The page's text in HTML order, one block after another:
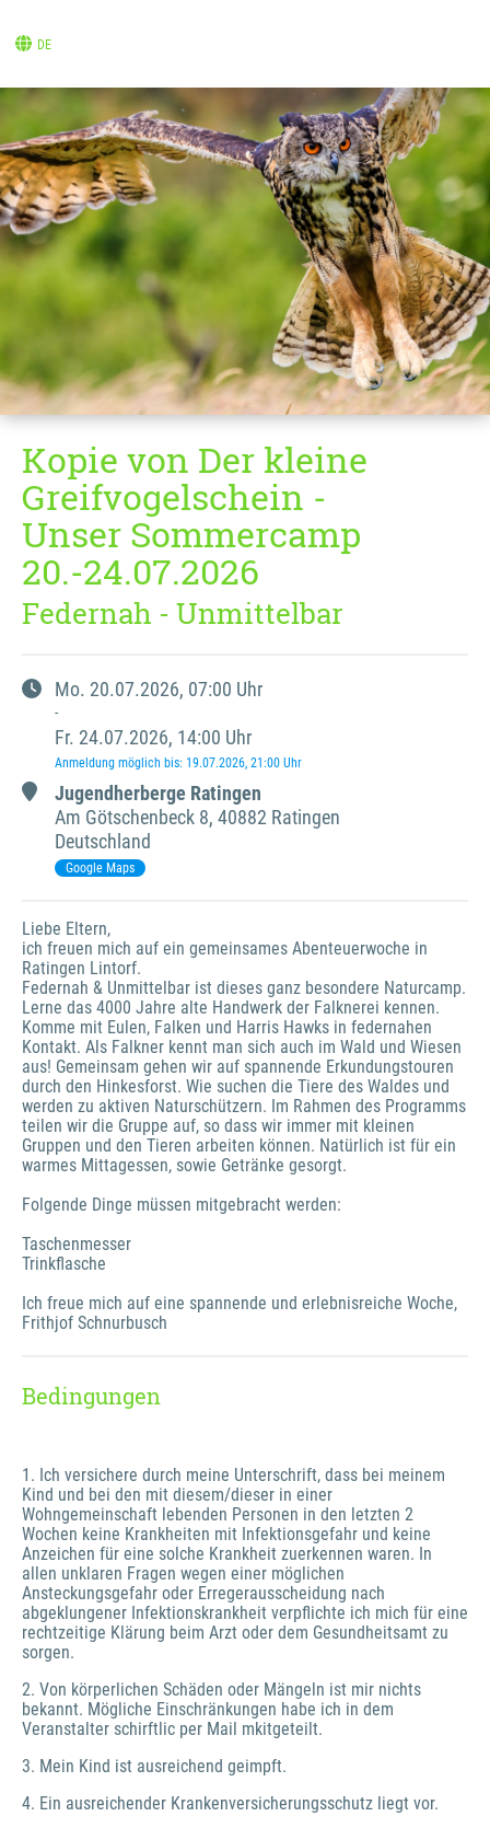
DE
Kopie von Der kleine
Greifvogelschein -
Unser Sommercamp
20.-24.07.2026
Federnah - Unmittelbar
Mo. 20.07.2026, 07:00 Uhr
-
Fr. 24.07.2026, 14:00 Uhr
Anmeldung möglich bis: 19.07.2026, 21:00 Uhr
Jugendherberge Ratingen
Am Götschenbeck 8, 40882 Ratingen
Deutschland
Google Maps
Liebe Eltern,
ich freuen mich auf ein gemeinsames Abenteuerwoche in
Ratingen Lintorf.
Federnah & Unmittelbar ist dieses ganz besondere Naturcamp.
Lerne das 4000 Jahre alte Handwerk der Falknerei kennen.
Komme mit Eulen, Falken und Harris Hawks in federnahen
Kontakt. Als Falkner kennt man sich auch im Wald und Wiesen
aus! Gemeinsam gehen wir auf spannende Erkundungstouren
durch den Hinkesforst. Wie suchen die Tiere des Waldes und
werden zu aktiven Naturschützern. Im Rahmen des Programms
teilen wir die Gruppe auf, so dass wir immer mit kleinen
Gruppen und den Tieren arbeiten können. Natürlich ist für ein
warmes Mittagessen, sowie Getränke gesorgt.
Folgende Dinge müssen mitgebracht werden:
Taschenmesser
Trinkflasche
Ich freue mich auf eine spannende und erlebnisreiche Woche,
Frithjof Schnurbusch
Bedingungen
1. Ich versichere durch meine Unterschrift, dass bei meinem
Kind und bei den mit diesem/dieser in einer
Wohngemeinschaft lebenden Personen in den letzten 2
Wochen keine Krankheiten mit Infektionsgefahr und keine
Anzeichen für eine solche Krankheit zuerkennen waren. In
allen unklaren Fragen wegen einer möglichen
Ansteckungsgefahr oder Erregerausscheidung nach
abgeklungener Infektionskrankheit verpflichte ich mich für eine
rechtzeitige Klärung beim Arzt oder dem Gesundheitsamt zu
sorgen.
2. Von körperlichen Schäden oder Mängeln ist mir nichts
bekannt. Mögliche Einschränkungen habe ich in dem
Veranstalter schirftlic per Mail mkitgeteilt.
3. Mein Kind ist ausreichend geimpft.
4. Ein ausreichender Krankenversicherungsschutz liegt vor.